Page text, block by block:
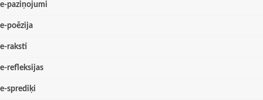
e-paziņojumi
e-poēzija
e-raksti
e-refleksijas
e-sprediķi